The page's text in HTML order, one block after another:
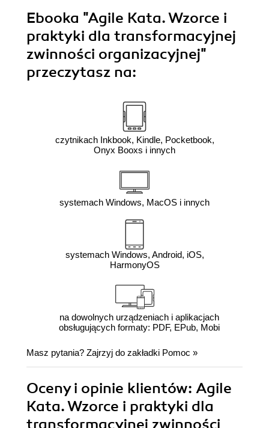
Ebooka "Agile Kata. Wzorce i
praktyki dla transformacyjnej
zwinności organizacyjnej"
przeczytasz na:
czytnikach Inkbook, Kindle, Pocketbook,
Onyx Booxs i innych
systemach Windows, MacOS i innych
systemach Windows, Android, iOS,
HarmonyOS
na dowolnych urządzeniach i aplikacjach
obsługujących formaty: PDF, EPub, Mobi
Masz pytania? Zajrzyj do zakładki Pomoc »
Oceny i opinie klientów: Agile
Kata. Wzorce i praktyki dla
transformacyjnej zwinności